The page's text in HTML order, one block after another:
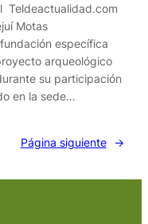
Teldeactualidad.com
Motas
específica
arqueológico
su participación
en la sede…
Página siguiente →